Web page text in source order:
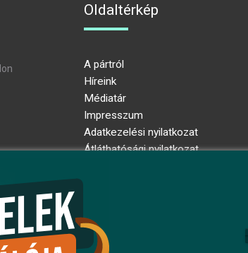
Oldaltérkép
A pártról
Híreink
Médiatár
Impresszum
Adatkezelési nyilatkozat
Átláthatósági nyilatkozat